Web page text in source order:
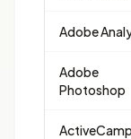
Adobe
Adobe
Photoshop